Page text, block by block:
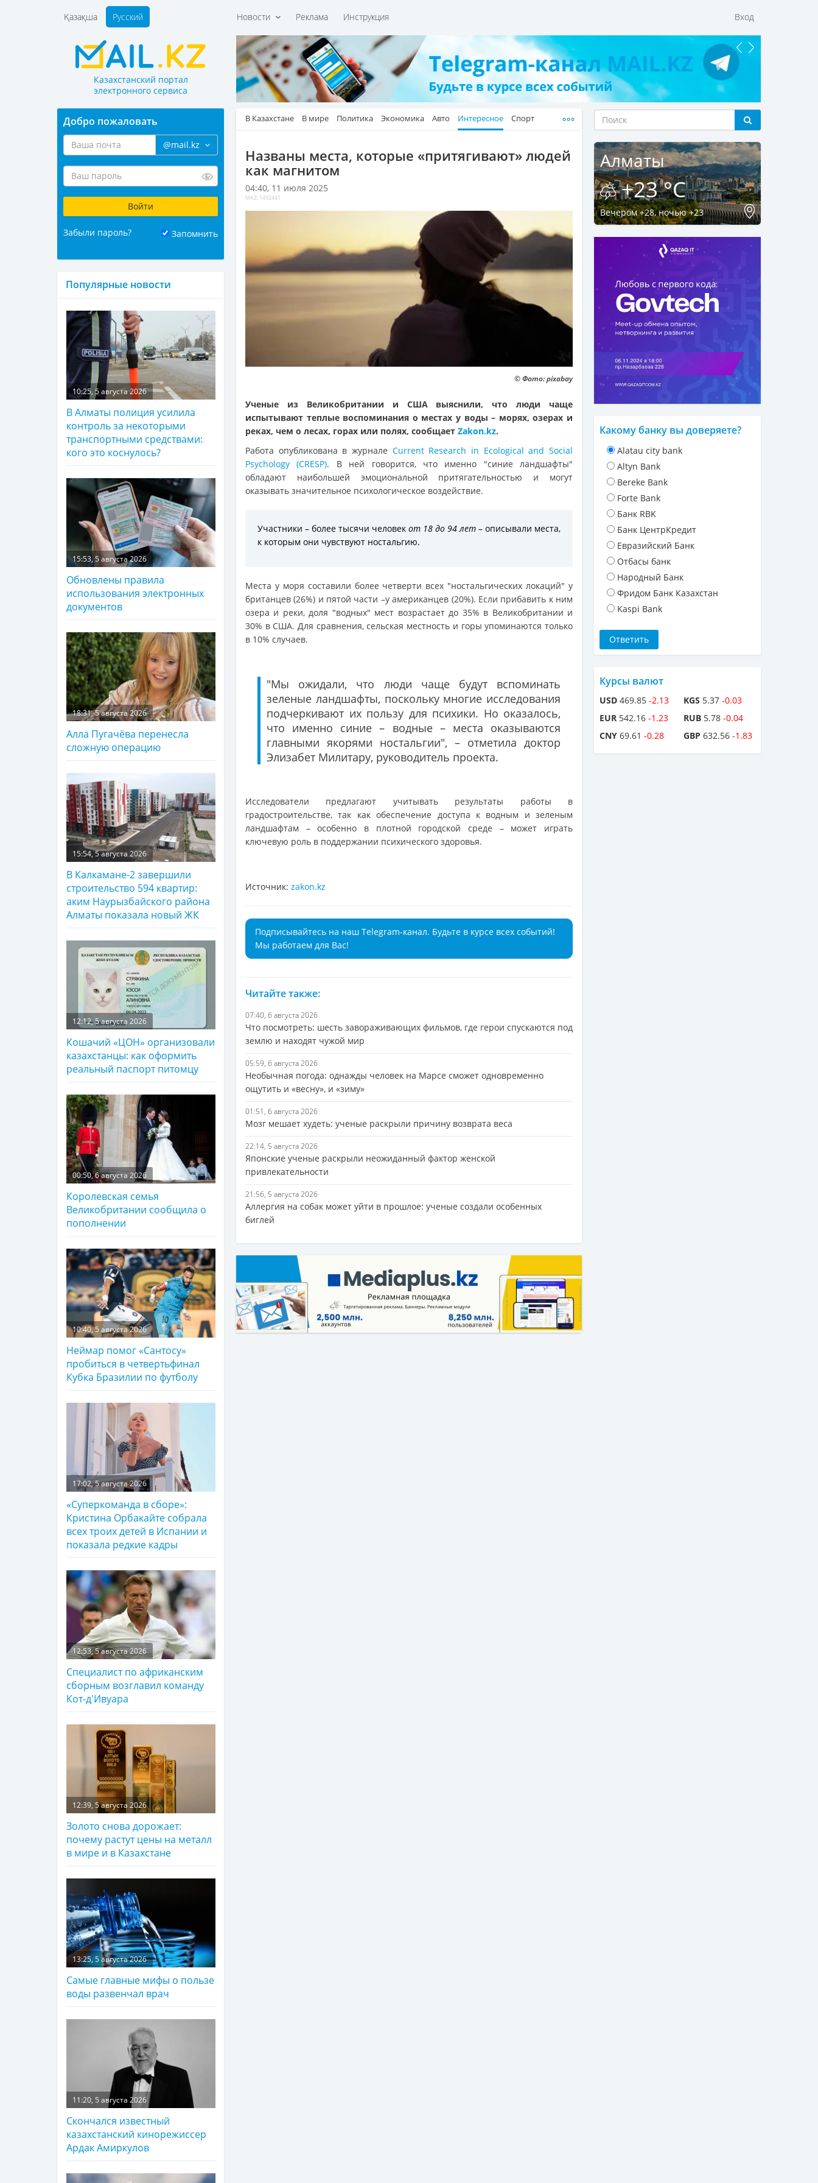
Новости Реклама Инструкция Вход
Қазақша Русский
Казахстанский портал
электронного сервиса
В Казахстане В мире Политика Экономика Авто Интересное Спорт
Названы места, которые «притягивают» людей
как магнитом
04:40, 11 июля 2025
MKZ: 1492441
© Фото: pixabay
Ученые из Великобритании и США выяснили, что люди чаще
испытывают теплые воспоминания о местах у воды – морях, озерах и
реках, чем о лесах, горах или полях, сообщает Zakon.kz.
Работа опубликована в журнале Current Research in Ecological and Social
Psychology (CRESP). В ней говорится, что именно "синие ландшафты"
обладают наибольшей эмоциональной притягательностью и могут
оказывать значительное психологическое воздействие.
Участники – более тысячи человек от 18 до 94 лет – описывали места,
к которым они чувствуют ностальгию.
Места у моря составили более четверти всех "ностальгических локаций" у
британцев (26%) и пятой части –у американцев (20%). Если прибавить к ним
озера и реки, доля "водных" мест возрастает до 35% в Великобритании и
30% в США. Для сравнения, сельская местность и горы упоминаются только
в 10% случаев.
"Мы ожидали, что люди чаще будут вспоминать
зеленые ландшафты, поскольку многие исследования
подчеркивают их пользу для психики. Но оказалось,
что именно синие – водные – места оказываются
главными якорями ностальгии", – отметила доктор
Элизабет Милитару, руководитель проекта.
Исследователи предлагают учитывать результаты работы в
градостроительстве, так как обеспечение доступа к водным и зеленым
ландшафтам – особенно в плотной городской среде – может играть
ключевую роль в поддержании психического здоровья.
Источник: zakon.kz
Подписывайтесь на наш Telegram-канал. Будьте в курсе всех событий!
Мы работаем для Вас!
Читайте также:
07:40, 6 августа 2026
Что посмотреть: шесть завораживающих фильмов, где герои спускаются под
землю и находят чужой мир
05:59, 6 августа 2026
Необычная погода: однажды человек на Марсе сможет одновременно
ощутить и «весну», и «зиму»
01:51, 6 августа 2026
Мозг мешает худеть: ученые раскрыли причину возврата веса
22:14, 5 августа 2026
Японские ученые раскрыли неожиданный фактор женской
привлекательности
21:56, 5 августа 2026
Аллергия на собак может уйти в прошлое: ученые создали особенных
биглей
Добро пожаловать
@mail.kz
Забыли пароль? Запомнить
Популярные новости
10:25, 5 августа 2026
В Алматы полиция усилила
контроль за некоторыми
транспортными средствами:
кого это коснулось?
15:53, 5 августа 2026
Обновлены правила
использования электронных
документов
18:31, 5 августа 2026
Алла Пугачёва перенесла
сложную операцию
15:54, 5 августа 2026
В Калкамане-2 завершили
строительство 594 квартир:
аким Наурызбайского района
Алматы показала новый ЖК
12:12, 5 августа 2026
Кошачий «ЦОН» организовали
казахстанцы: как оформить
реальный паспорт питомцу
00:50, 6 августа 2026
Королевская семья
Великобритании сообщила о
пополнении
10:40, 5 августа 2026
Неймар помог «Сантосу»
пробиться в четвертьфинал
Кубка Бразилии по футболу
17:02, 5 августа 2026
«Суперкоманда в сборе»:
Кристина Орбакайте собрала
всех троих детей в Испании и
показала редкие кадры
12:53, 5 августа 2026
Специалист по африканским
сборным возглавил команду
Кот-д'Ивуара
12:39, 5 августа 2026
Золото снова дорожает:
почему растут цены на металл
в мире и в Казахстане
13:25, 5 августа 2026
Самые главные мифы о пользе
воды развенчал врач
11:20, 5 августа 2026
Скончался известный
казахстанский кинорежиссер
Ардак Амиркулов
Алматы
+23 °C
Вечером +28, ночью +23
Какому банку вы доверяете?
Alatau city bank
Altyn Bank
Bereke Bank
Forte Bank
Банк RBK
Банк ЦентрКредит
Евразийский Банк
Отбасы банк
Народный Банк
Фридом Банк Казахстан
Kaspi Bank
Курсы валют
USD 469.85 -2.13
EUR 542.16 -1.23
CNY 69.61 -0.28
KGS 5.37 -0.03
RUB 5.78 -0.04
GBP 632.56 -1.83